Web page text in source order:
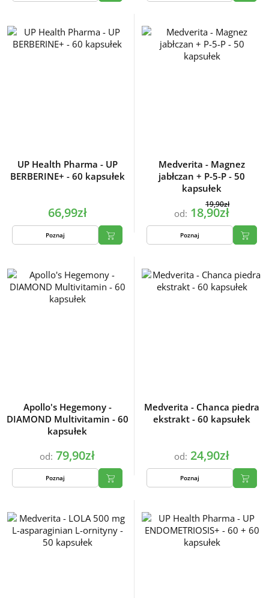
UP Health Pharma - UP
BERBERINE+ - 60 kapsułek
66,99zł
Poznaj
Medverita - Magnez
jabłczan + P-5-P - 50
kapsułek
od:
19,90zł
18,90zł
Poznaj
Apollo's Hegemony -
DIAMOND Multivitamin - 60
kapsułek
od: 79,90zł
Poznaj
Medverita - Chanca piedra
ekstrakt - 60 kapsułek
od: 24,90zł
Poznaj